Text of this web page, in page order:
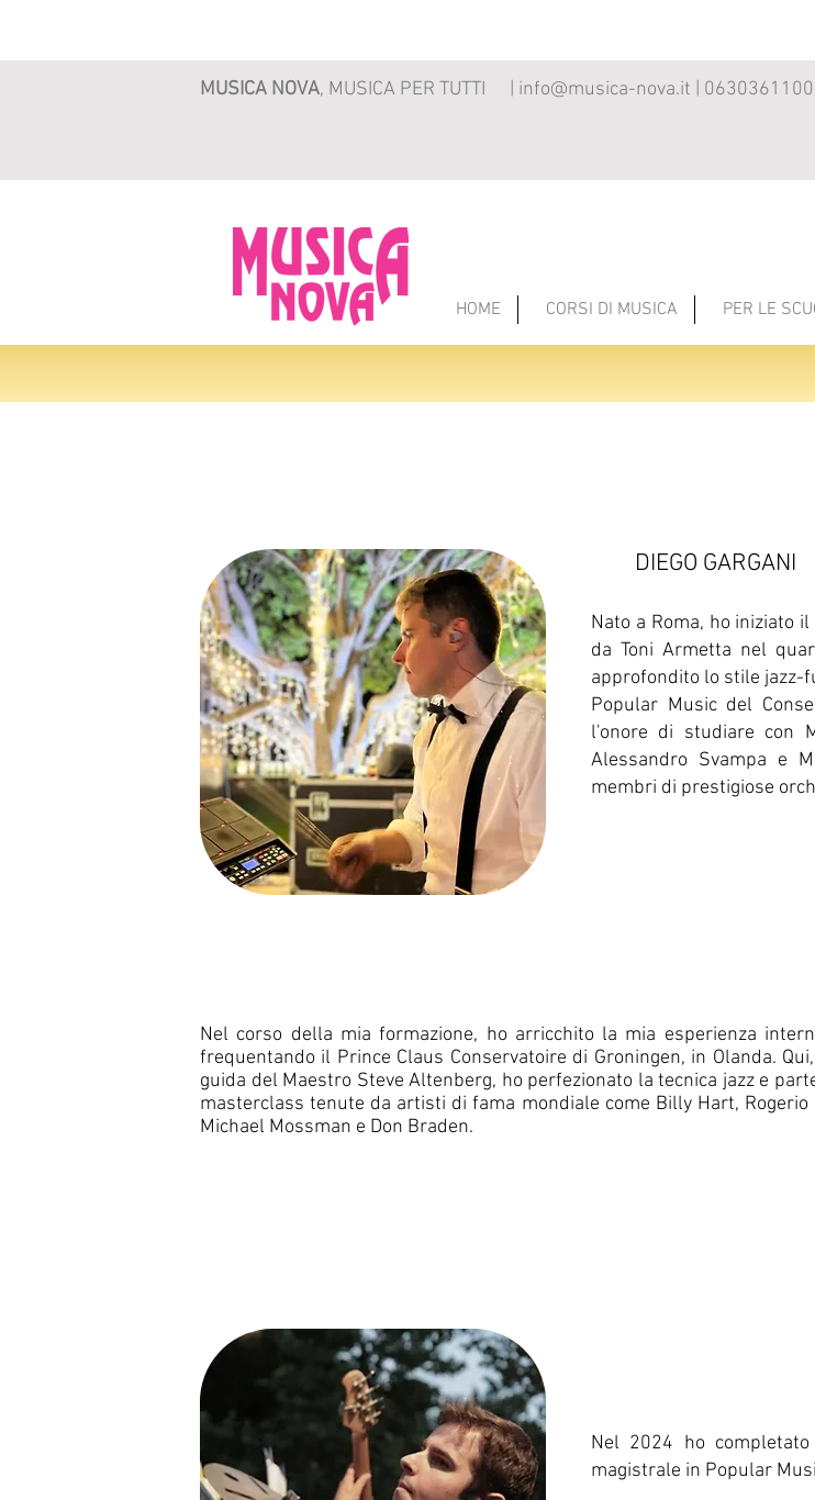
MUSICA NOVA, MUSICA PER TUTTI info@musica-nova.it | 0630361100
HOME CORSI DI MUSICA PER LE
DIEGO GARGANI
Nato a Roma, ho iniziato
da Toni Armetta nel
approfondito lo stile jazz-
Popular Music del
l'onore di studiare con
Alessandro Svampa e
membri di prestigiose
Nel corso della mia formazione, ho arricchito la mia esperienza
frequentando il Prince Claus Conservatoire di Groningen, in Olanda.
guida del Maestro Steve Altenberg, ho perfezionato la tecnica jazz e
masterclass tenute da artisti di fama mondiale come Billy Hart, Rogerio
Michael Mossman e Don Braden.
Nel 2024 ho
magistrale in Popular